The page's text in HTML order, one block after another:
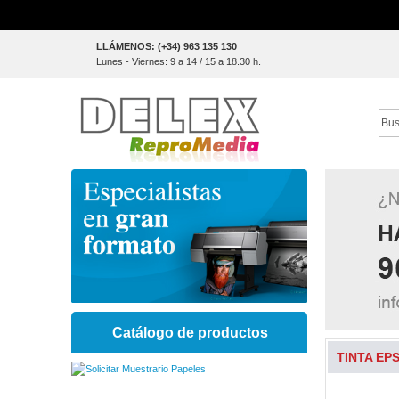
LLÁMENOS: (+34) 963 135 130
Lunes - Viernes: 9 a 14 / 15 a 18.30 h.
TINTA
Catálogo de productos